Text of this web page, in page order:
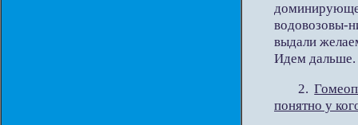
водовозовы-
выдали
Идем дальше.
2.
понятно у